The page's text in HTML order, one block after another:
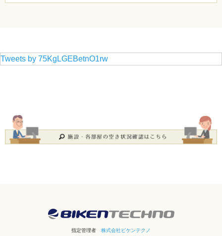
Tweets by 75KgLGEBetnO1rw
指定管理者 株式会社ビケンテクノ